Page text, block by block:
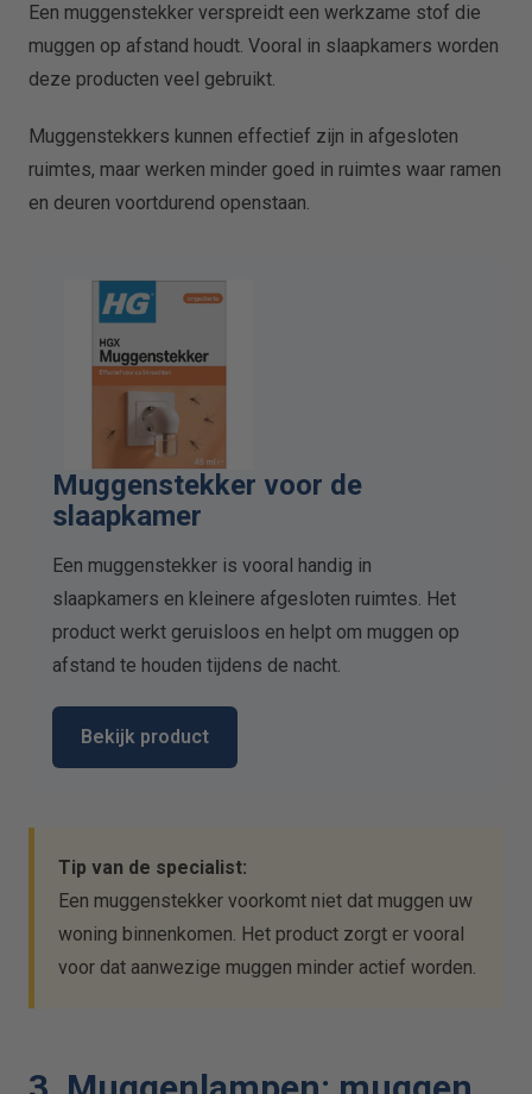
Een muggenstekker verspreidt een werkzame stof die
muggen op afstand houdt. Vooral in slaapkamers worden
deze producten veel gebruikt.
Muggenstekkers kunnen effectief zijn in afgesloten
ruimtes, maar werken minder goed in ruimtes waar ramen
en deuren voortdurend openstaan.
Muggenstekker voor de
slaapkamer
Een muggenstekker is vooral handig in
slaapkamers en kleinere afgesloten ruimtes. Het
product werkt geruisloos en helpt om muggen op
afstand te houden tijdens de nacht.
Bekijk product
Tip van de specialist:
Een muggenstekker voorkomt niet dat muggen uw
woning binnenkomen. Het product zorgt er vooral
voor dat aanwezige muggen minder actief worden.